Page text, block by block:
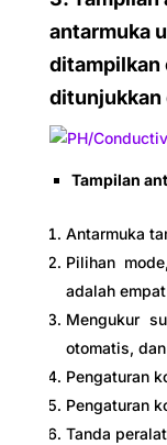
antarmuka
ditampilkan
ditunjukkan
Tampilan
Antarmuka
Pilihan
adalah
Mengukur
otomatis,
Pengaturan
Pengaturan
Tanda